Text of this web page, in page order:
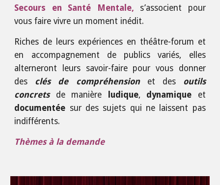
Secours en Santé Mentale, s’associent pour
vous faire vivre un moment inédit.
Riches de leurs expériences en théâtre-forum et
en accompagnement de publics variés, elles
alterneront leurs savoir-faire pour vous donner
des clés de compréhensionet des outils
concretsde manière ludique, dynamique et
documentée sur des sujets qui ne laissent pas
indifférents.
Thèmes à la demande